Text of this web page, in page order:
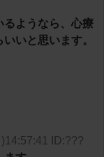
るようなら、心療
いと思います。
ID:???